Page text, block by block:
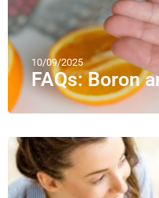
10/09/2025
FAQs: Boron